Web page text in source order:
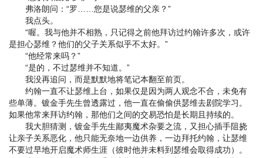
弗洛朗问：“罗……您是说瑟维的父亲？”
我点头。
“喔。我与他并不相熟，只记得之前他拜访过约翰许多次，或许
是担心瑟维？他们的父子关系似乎不太好。”
“他经常来吗？”
“是的，不过瑟维并不知道。”
我没再追问，而是默默地将笔记本翻至前页。
约翰一直不让瑟维上台，如果仅是因为两人观念不合，未免有
些单薄。镀金手先生曾透露过，他一直在偷偷供瑟维去剧院学习。
如果他常来拜访约翰，那他们之间的交易恐怕是长期且持续的。
我大胆猜测，镀金手先生鄙夷魔术杂要之流，又担心插手阻挠
让亲子关系恶化，他只能无奈地一边供养，一边拜托约翰，让瑟维
不要过早地开启魔术师生涯（彼时他并未料到瑟维会取得成功）。